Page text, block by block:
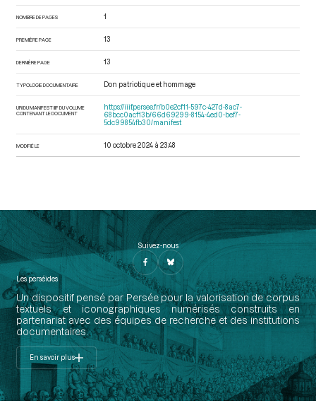
NOMBRE DE PAGES 1
PREMIÈRE PAGE 13
DERNIÈRE PAGE 13
TYPOLOGIE DOCUMENTAIRE Don patriotique et hommage
URI DU MANIFEST IIIF DU VOLUME
CONTENANT LE DOCUMENT
https://iiif.persee.fr/b0e2cf11-597c-427d-8ac7-
68bcc0acf13b/66d69299-8154-4ed0-bef7-
5dc99854fb30/manifest
MODIFIÉ LE 10 octobre 2024 à 23:48
Suivez-nous
Les perséides
Un dispositif pensé par Persée pour la valorisation de corpus
textuels et iconographiques numérisés construits en
partenariat avec des équipes de recherche et des institutions
documentaires.
En savoir plus